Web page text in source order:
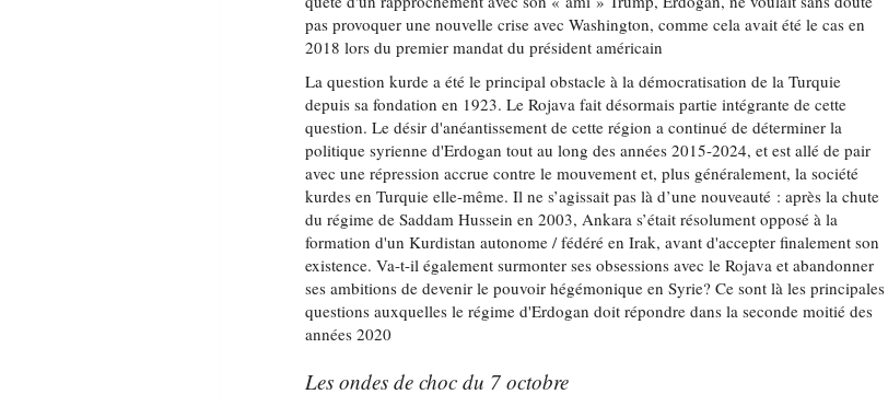
pas provoquer une nouvelle crise avec Washington, comme cela avait été le cas en
2018 lors du premier mandat du président américain
La question kurde a été le principal obstacle à la démocratisation de la Turquie
depuis sa fondation en 1923. Le Rojava fait désormais partie intégrante de cette
question. Le désir d'anéantissement de cette région a continué de déterminer la
politique syrienne d'Erdogan tout au long des années 2015-2024, et est allé de pair
avec une répression accrue contre le mouvement et, plus généralement, la société
kurdes en Turquie elle-même. Il ne s’agissait pas là d’une nouveauté : après la chute
du régime de Saddam Hussein en 2003, Ankara s’était résolument opposé à la
formation d'un Kurdistan autonome / fédéré en Irak, avant d'accepter finalement son
existence. Va-t-il également surmonter ses obsessions avec le Rojava et abandonner
ses ambitions de devenir le pouvoir hégémonique en Syrie? Ce sont là les principales
questions auxquelles le régime d'Erdogan doit répondre dans la seconde moitié des
années 2020
Les ondes de choc du 7 octobre